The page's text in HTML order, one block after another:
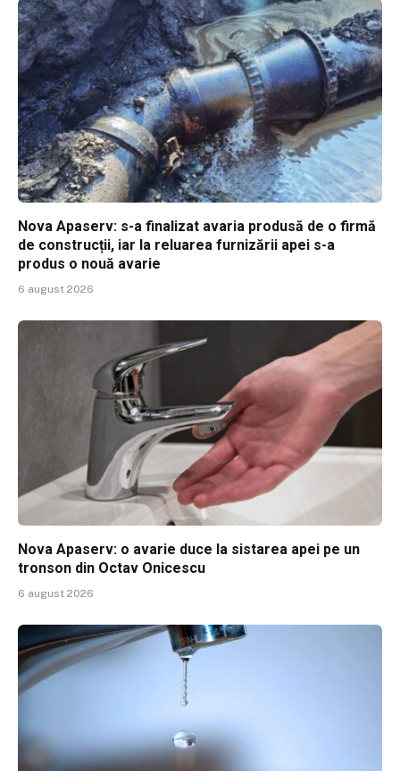
Nova Apaserv: s-a finalizat avaria produsă de o firmă
de construcții, iar la reluarea furnizării apei s-a
produs o nouă avarie
6 august 2026
Nova Apaserv: o avarie duce la sistarea apei pe un
tronson din Octav Onicescu
6 august 2026